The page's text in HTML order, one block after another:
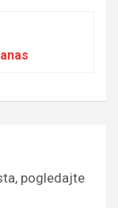
pogledajte